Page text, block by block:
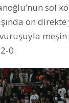
sol
ön
meşin
0.